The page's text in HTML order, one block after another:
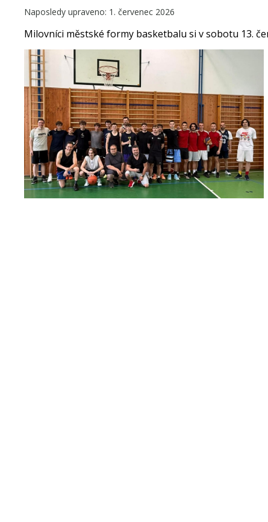
Naposledy upraveno: 1. červenec 2026
Milovníci městské formy basketbalu si v sobotu 13.